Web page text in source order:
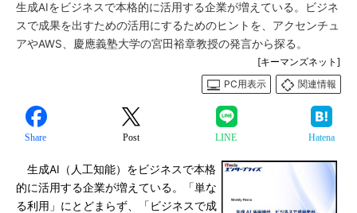
生成AIをビジネスで本格的に活用する企業が増えている。ビジネ
スで成果を出すための活用にするためのヒントを、アクセンチュ
アやAWS、慶應義塾大学の宮田裕章教授の発言から探る。
[キーマンズネット]
PC用表示
関連情報
Share Post LINE Hatena
生成AI（人工知能）をビジネスで本格
的に活用する企業が増えている。「単な
る利用」にとどまらず、「ビジネスで成